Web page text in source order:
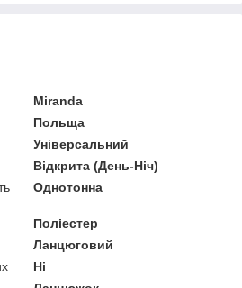
Miranda
Польща
Універсальний
Відкрита (День-Ніч)
Однотонна
Поліестер
Ланцюговий
Ні